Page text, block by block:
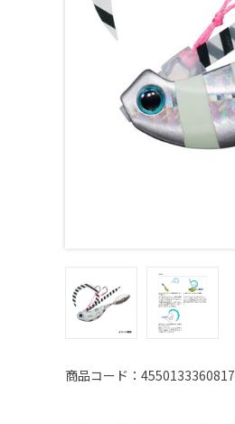
商品コード：4550133360817